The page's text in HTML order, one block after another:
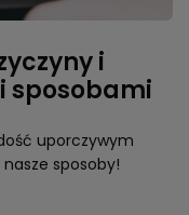
i
sposobami
uporczywym
sposoby!